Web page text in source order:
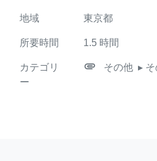
地域 東京都
所要時間 1.5 時間
カテゴリ
ー
attachment その他 ▸